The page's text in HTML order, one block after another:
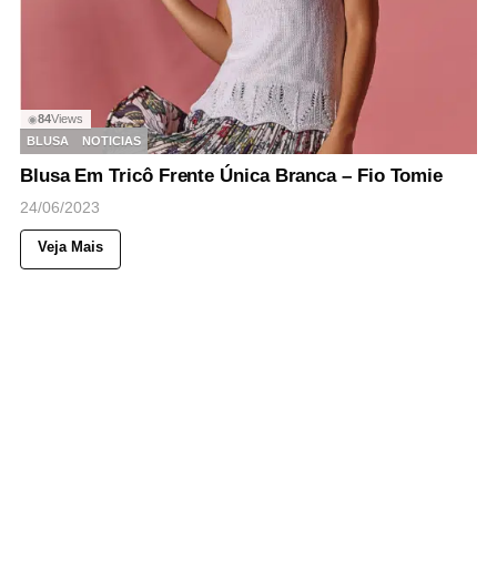
◉84Views
BLUSA
NOTICIAS
Blusa Em Tricô Frente Única Branca – Fio Tomie
24/06/2023
Veja Mais